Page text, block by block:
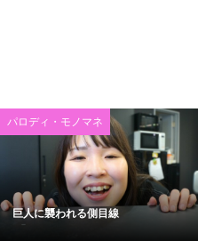
パロディ・モノマネ
巨人に襲われる側目線